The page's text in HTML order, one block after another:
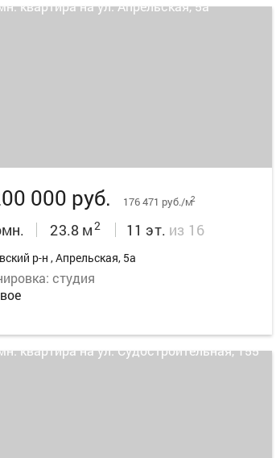
000 руб. 176 471 руб./м2
23.8 м2 11 эт. из 16
р-н , Апрельская, 5а
студия